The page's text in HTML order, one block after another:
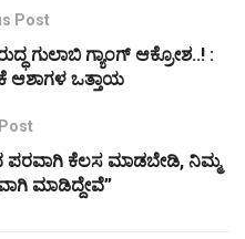
Post
ಗುಲಾಬಿ ಗ್ಯಾಂಗ್‌ ಆಕ್ರೋಶ..! :
ಒತ್ತಾಯ
ಪರವಾಗಿ ಕೆಲಸ ಮಾಡಬೇಡಿ, ನಿಮ್ಮ
ಮಾಡಿದ್ದೇವೆ”